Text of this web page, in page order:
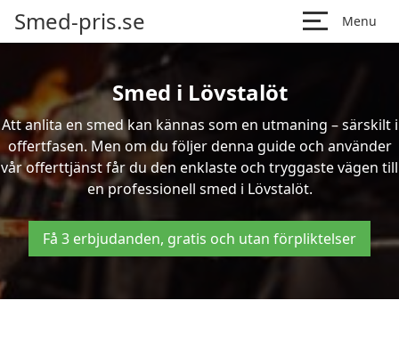
Smed-pris.se Menu
Smed i Lövstalöt
Att anlita en smed kan kännas som en utmaning – särskilt i
offertfasen. Men om du följer denna guide och använder
vår offerttjänst får du den enklaste och tryggaste vägen till
en professionell smed i Lövstalöt.
Få 3 erbjudanden, gratis och utan förpliktelser